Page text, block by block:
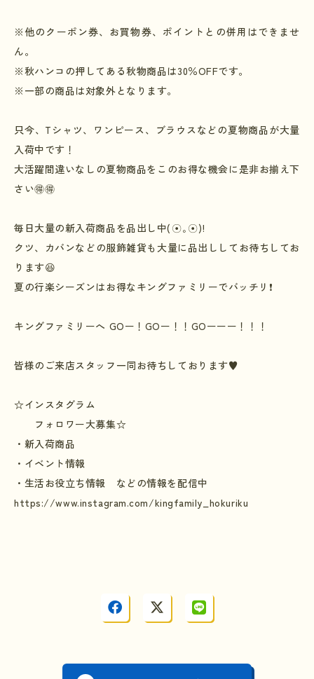
※他のクーポン券、お買物券、ポイントとの併用はできませ
ん。
※秋ハンコの押してある秋物商品は30％OFFです。
※ 一部の商品は対象外となります。
只今、 T シャツ、ワンピース、ブラウスなどの夏物商品が大量
入荷中です！
大活躍間違いなしの夏物商品をこのお得な機会に是非お揃え下
さい🉐🉐
毎日大量の新入荷商品を品出し中( ⁠☉⁠｡⁠☉⁠)!
クツ、カバンなどの服飾雑貨も大量に品出ししてお待ちしてお
ります😆
夏の行楽シーズンはお得なキングファミリーでバッチリ❗
キングファミリーへ GOー！ GOー！！ GOーーー！！！
皆様のご来店スタッフ一同お待ちしております♥️
☆インスタグラム
フォロワー大募集☆
・新入荷商品
・イベント情報
・生活お役立ち情報 などの情報を配信中
https://www.instagram.com/kingfamily_hokuriku